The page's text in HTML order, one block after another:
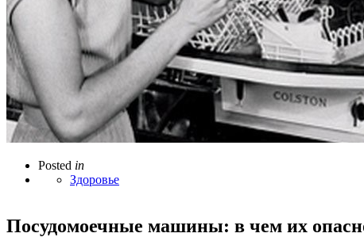
Posted in
Здоровье
Посудомоечные машины: в чем их